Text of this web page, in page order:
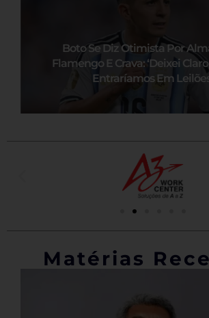
Boto Se Diz Otimista Por
Flamengo E Crava: ‘Deixei
Entraríamos Em
Matérias